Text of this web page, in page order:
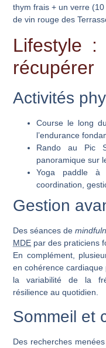
thym frais + un verre (10
de vin rouge des
Lifestyle :
récupérer
Activités
Course le long
l’endurance
Rando au Pic
panoramique sur
Yoga paddle à
coordination,
Gestion
Des séances de
MDE par des praticiens
En complément,
en cohérence cardiaque
la variabilité de la
résilience au quotidien.
Sommeil et
Des recherches